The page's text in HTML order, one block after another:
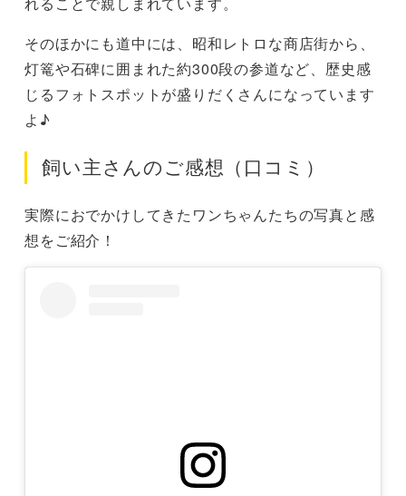
そのほかにも道中には、昭和レトロな商店街から、
灯篭や石碑に囲まれた約300段の参道など、歴史感
じるフォトスポットが盛りだくさんになっています
よ♪
飼い主さんのご感想（口コミ）
実際におでかけしてきたワンちゃんたちの写真と感
想をご紹介！